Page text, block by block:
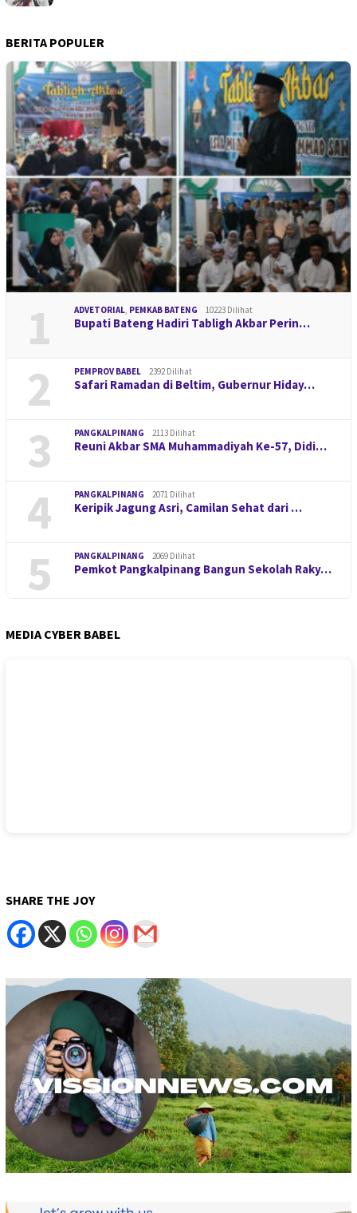
BERITA POPULER
1 ADVETORIAL, PEMKAB BATENG 10223 Dilihat
Bupati Bateng Hadiri Tabligh Akbar Perin…
2 PEMPROV BABEL 2392 Dilihat
Safari Ramadan di Beltim, Gubernur Hiday…
3 PANGKALPINANG 2113 Dilihat
Reuni Akbar SMA Muhammadiyah Ke-57, Didi…
4 PANGKALPINANG 2071 Dilihat
Keripik Jagung Asri, Camilan Sehat dari …
5 PANGKALPINANG 2069 Dilihat
Pemkot Pangkalpinang Bangun Sekolah Raky…
MEDIA CYBER BABEL
SHARE THE JOY